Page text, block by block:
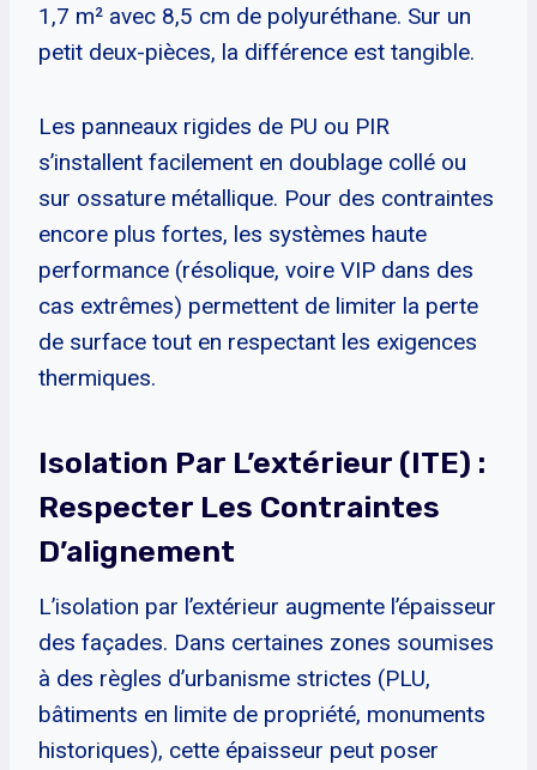
1,7 m² avec 8,5 cm de polyuréthane. Sur un
petit deux-pièces, la différence est tangible.
Les panneaux rigides de PU ou PIR
s’installent facilement en doublage collé ou
sur ossature métallique. Pour des contraintes
encore plus fortes, les systèmes haute
performance (résolique, voire VIP dans des
cas extrêmes) permettent de limiter la perte
de surface tout en respectant les exigences
thermiques.
Isolation Par L’extérieur (ITE) :
Respecter Les Contraintes
D’alignement
L’isolation par l’extérieur augmente l’épaisseur
des façades. Dans certaines zones soumises
à des règles d’urbanisme strictes (PLU,
bâtiments en limite de propriété, monuments
historiques), cette épaisseur peut poser